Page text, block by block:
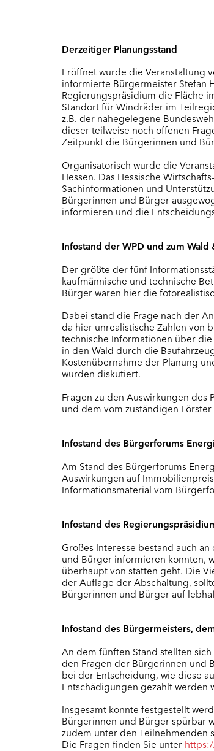
Derzeitiger Planungsstand
Eröffnet wurde die Veranstaltung
informierte Bürgermeister Stefan
Regierungspräsidium die Fläche
Standort für Windräder im
z.B. der nahegelegene
dieser teilweise noch offenen
Zeitpunkt die Bürgerinnen und
Organisatorisch wurde die
Hessen. Das Hessische
Sachinformationen und
Bürgerinnen und Bürger
informieren und die
Infostand der WPD und zum Wald
Der größte der fünf
kaufmännische und technische
Bürger waren hier die
Dabei stand die Frage nach der
da hier unrealistische Zahlen von
technische Informationen über
in den Wald durch die
Kostenübernahme der Planung
wurden diskutiert.
Fragen zu den Auswirkungen des
und dem vom zuständigen
Infostand des Bürgerforums
Am Stand des Bürgerforums
Auswirkungen auf
Informationsmaterial vom
Infostand des
Großes Interesse bestand auch
und Bürger informieren konnten,
überhaupt von statten geht. Die
der Auflage der Abschaltung,
Bürgerinnen und Bürger auf
Infostand des Bürgermeisters,
An dem fünften Stand stellten
den Fragen der Bürgerinnen und
bei der Entscheidung, wie diese
Entschädigungen gezahlt werden
Insgesamt konnte festgestellt
Bürgerinnen und Bürger spürbar
zudem unter den Teilnehmenden
Die Fragen finden Sie unter